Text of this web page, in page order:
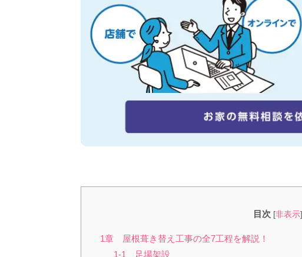
目次 [非表示]
1章 屋根葺き替え工事の全7工程を解説！
1-1 足場架設